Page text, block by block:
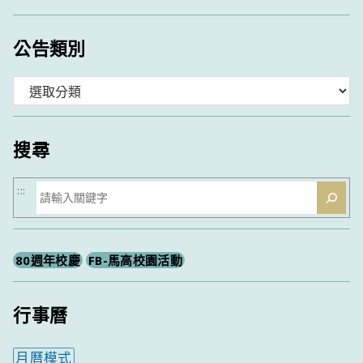
公告類別
類
搜尋
搜
尋
:::
80週年校慶 FB-馬高校園活動
行事曆
月曆模式